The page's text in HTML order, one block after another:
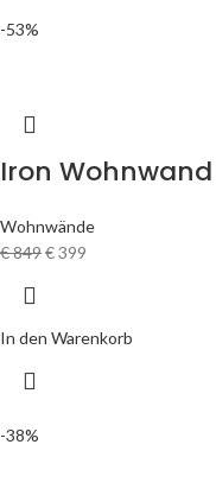
-53%
Iron Wohnwand
Wohnwände
€849€399
In den Warenkorb
-38%